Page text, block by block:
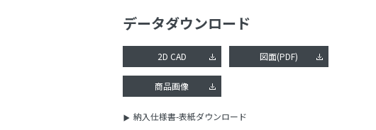
データダウンロード
2D CAD 図面(PDF)
商品画像
納入仕様書-表紙ダウンロード